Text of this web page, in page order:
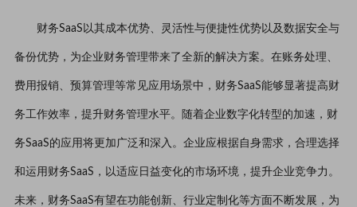
财务SaaS以其成本优势、灵活性与便捷性优势以及数据安全与
备份优势，为企业财务管理带来了全新的解决方案。在账务处理、
费用报销、预算管理等常见应用场景中，财务SaaS能够显著提高财
务工作效率，提升财务管理水平。随着企业数字化转型的加速，财
务SaaS的应用将更加广泛和深入。企业应根据自身需求，合理选择
和运用财务SaaS，以适应日益变化的市场环境，提升企业竞争力。
未来，财务SaaS有望在功能创新、行业定制化等方面不断发展，为